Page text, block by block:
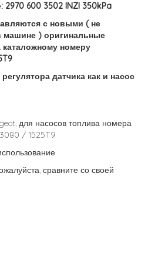
2970 600 3502 INZI 350kPa
с новыми ( не
машине ) оригинальные
каталожному номеру
датчика как и насос
для насосов топлива номера
/ 1525T9
сравните со своей